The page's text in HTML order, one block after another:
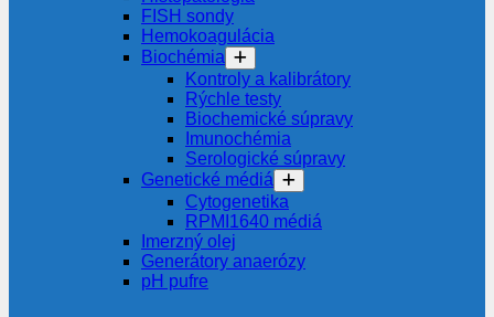
FISH sondy
Hemokoagulácia
Biochémia
Kontroly a kalibrátory
Rýchle testy
Biochemické súpravy
Imunochémia
Serologické súpravy
Genetické médiá
Cytogenetika
RPMI1640 médiá
Imerzný olej
Generátory anaerózy
pH pufre